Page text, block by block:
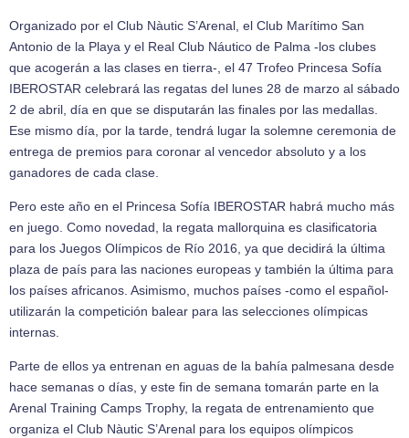
Organizado por el Club Nàutic S’Arenal, el Club Marítimo San
Antonio de la Playa y el Real Club Náutico de Palma -los clubes
que acogerán a las clases en tierra-, el 47 Trofeo Princesa Sofía
IBEROSTAR celebrará las regatas del lunes 28 de marzo al sábado
2 de abril, día en que se disputarán las finales por las medallas.
Ese mismo día, por la tarde, tendrá lugar la solemne ceremonia de
entrega de premios para coronar al vencedor absoluto y a los
ganadores de cada clase.
Pero este año en el Princesa Sofía IBEROSTAR habrá mucho más
en juego. Como novedad, la regata mallorquina es clasificatoria
para los Juegos Olímpicos de Río 2016, ya que decidirá la última
plaza de país para las naciones europeas y también la última para
los países africanos. Asimismo, muchos países -como el español-
utilizarán la competición balear para las selecciones olímpicas
internas.
Parte de ellos ya entrenan en aguas de la bahía palmesana desde
hace semanas o días, y este fin de semana tomarán parte en la
Arenal Training Camps Trophy, la regata de entrenamiento que
organiza el Club Nàutic S’Arenal para los equipos olímpicos